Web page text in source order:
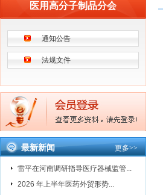
医用高分子制品分会
通知公告
法规文件
最新新闻 更多>>
雷平在河南调研指导医疗器械监管...
2026 年上半年医药外贸形势...